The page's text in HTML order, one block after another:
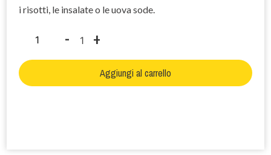
i risotti, le insalate o le uova sode.
- 1 +
Aggiungi al carrello